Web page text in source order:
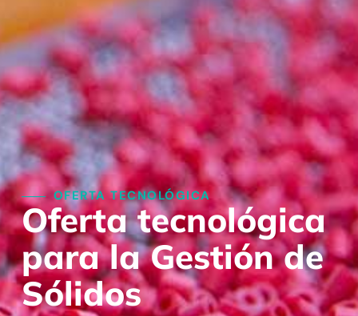
OFERTA TECNOLÓGICA
Oferta tecnológica
para la Gestión de
Sólidos